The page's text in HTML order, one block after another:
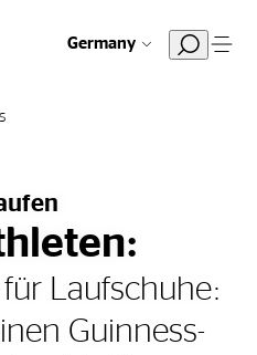
Germany
Laufschuhe:
Guinness-